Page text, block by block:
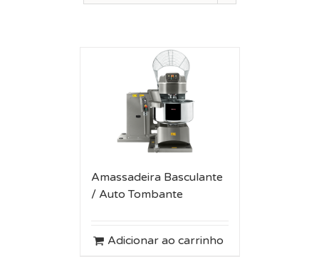
Amassadeira Basculante
/ Auto Tombante
Adicionar ao carrinho